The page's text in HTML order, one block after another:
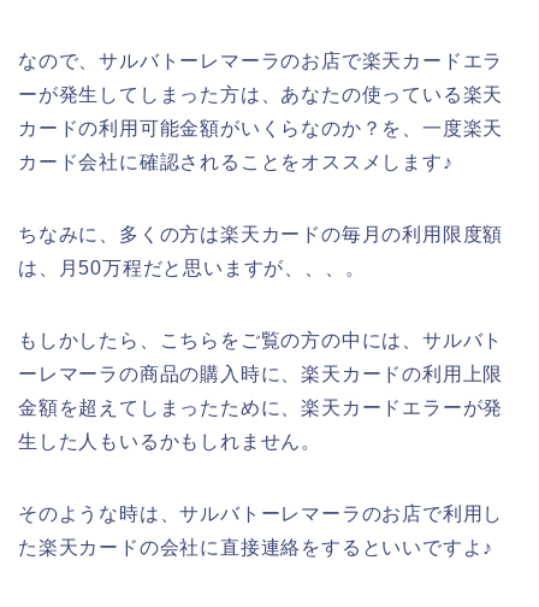
なので、サルバトーレマーラのお店で楽天カードエラ
ーが発生してしまった方は、あなたの使っている楽天
カードの利用可能金額がいくらなのか？を、一度楽天
カード会社に確認されることをオススメします♪
ちなみに、多くの方は楽天カードの毎月の利用限度額
は、月50万程だと思いますが、、、。
もしかしたら、こちらをご覧の方の中には、サルバト
ーレマーラの商品の購入時に、楽天カードの利用上限
金額を超えてしまったために、楽天カードエラーが発
生した人もいるかもしれません。
そのような時は、サルバトーレマーラのお店で利用し
た楽天カードの会社に直接連絡をするといいですよ♪